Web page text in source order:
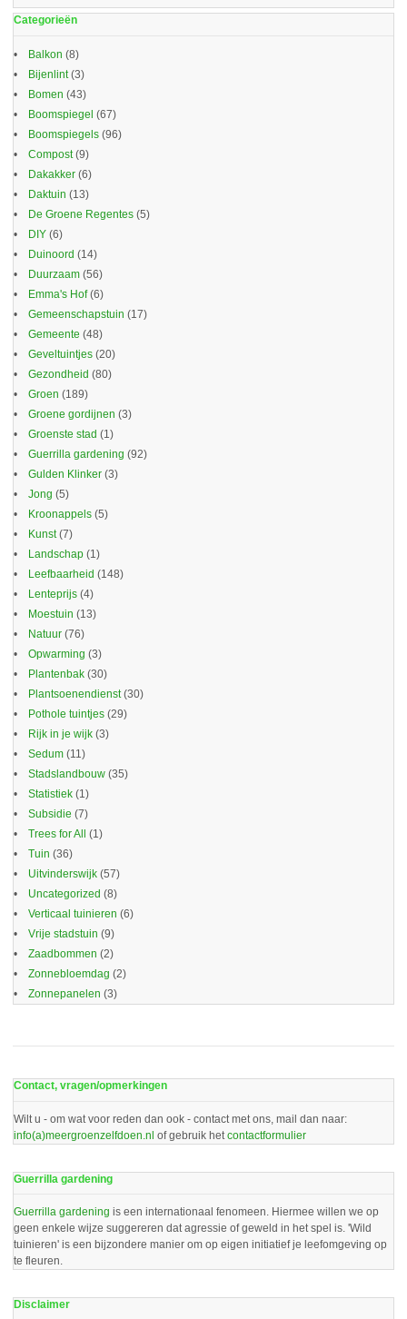
Categorieën
Balkon (8)
Bijenlint(3)
Bomen (43)
Boomspiegel (67)
Boomspiegels (96)
Compost(9)
Dakakker (6)
Daktuin (13)
De Groene Regentes (5)
DIY (6)
Duinoord (14)
Duurzaam (56)
Emma's Hof(6)
Gemeenschapstuin (17)
Gemeente (48)
Geveltuintjes (20)
Gezondheid (80)
Groen (189)
Groene gordijnen (3)
Groenste stad (1)
Guerrilla gardening (92)
Gulden Klinker (3)
Jong (5)
Kroonappels (5)
Kunst(7)
Landschap (1)
Leefbaarheid (148)
Lenteprijs (4)
Moestuin (13)
Natuur (76)
Opwarming (3)
Plantenbak (30)
Plantsoenendienst(30)
Pothole tuintjes (29)
Rijk in je wijk (3)
Sedum (11)
Stadslandbouw (35)
Statistiek (1)
Subsidie (7)
Trees for All
(1)
Tuin (36)
Uitvinderswijk (57)
Uncategorized (8)
Verticaal tuinieren (6)
Vrije stadstuin (9)
Zaadbommen (2)
Zonnebloemdag (2)
Zonnepanelen (3)
Contact, vragen/opmerkingen
Wilt u - om wat voor reden dan ook - contact met ons, mail dan naar:
info(a)meergroenzelfdoen.nl of gebruik het contactformulier
Guerrilla gardening
Guerrilla gardening is een internationaal fenomeen. Hiermee willen we op
geen enkele wijze suggereren dat agressie of geweld in het spel is. 'Wild
tuinieren' is een bijzondere manier om op eigen initiatief je leefomgeving op
te fleuren.
Disclaimer